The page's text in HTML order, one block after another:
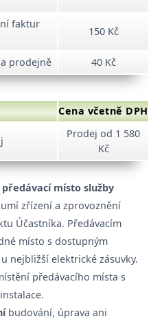
faktur
150 Kč
prodejně 40 Kč
Cena včetně DPH
Prodej od 1 580
Kč
místo služby
zřízení a zprovoznění
Účastníka. Předávacím
místo s dostupným
nejbližší elektrické zásuvky.
předávacího místa s
budování, úprava ani